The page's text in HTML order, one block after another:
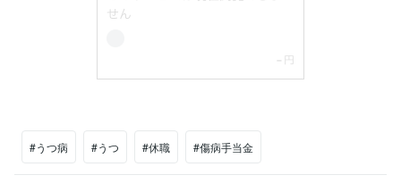
#うつ病 #うつ #休職 #傷病手当金